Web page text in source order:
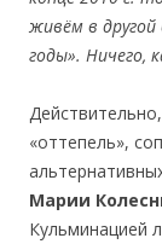
живём в
годы». Ничего,
«оттепель»,
Марии
Кульминацией